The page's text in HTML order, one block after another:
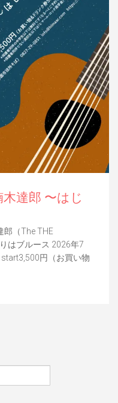
達郎 〜はじ
郎（The THE
はブルース 2026年7
円（お買い物